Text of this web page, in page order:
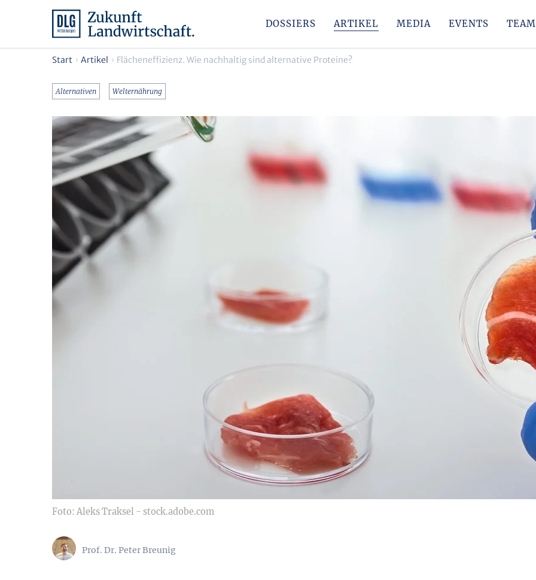
DOSSIERS ARTIKEL MEDIA EVENTS TEAM
Start Artikel Flächeneffizienz. Wie nachhaltig sind alternative Proteine?
Alternativen Welternährung
Foto: Aleks Traksel - stock.adobe.com
Prof. Dr. Peter Breunig